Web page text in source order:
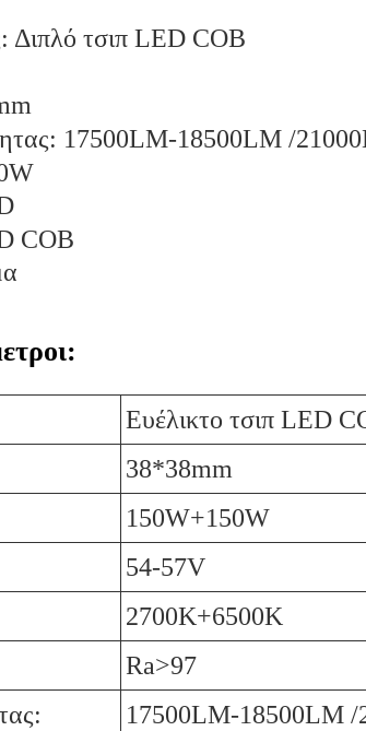
Διπλό τσιπ LED COB
17500LM-18500LM /
COB
Ευέλικτο τσιπ LED
38*38mm
150W+150W
54-57V
2700K+6500K
Ra>97
17500LM-18500LM